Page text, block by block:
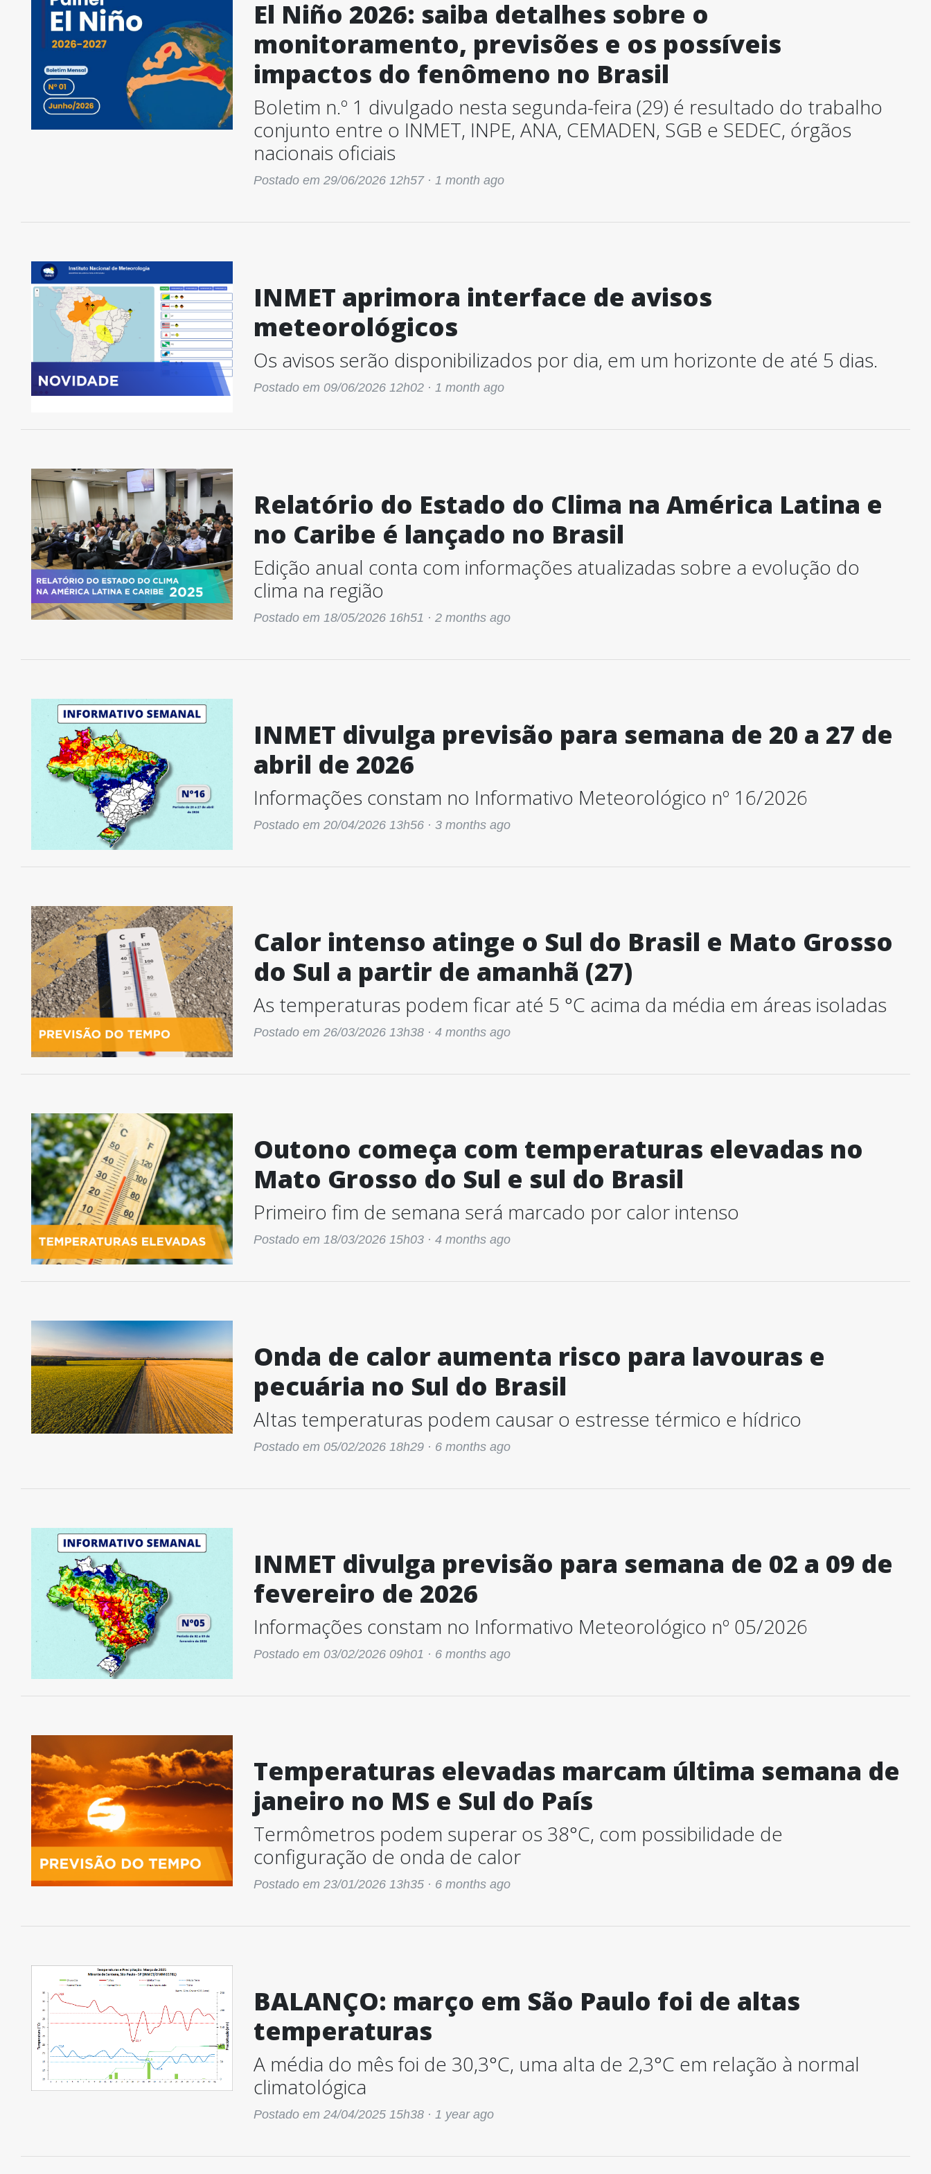
El Niño 2026: saiba detalhes sobre o
monitoramento, previsões e os possíveis
impactos do fenômeno no Brasil
Boletim n.º 1 divulgado nesta segunda-feira (29) é resultado do trabalho
conjunto entre o INMET, INPE, ANA, CEMADEN, SGB e SEDEC, órgãos
nacionais oficiais
Postado em 29/06/2026 12h57 · 1 month ago
INMET aprimora interface de avisos
meteorológicos
Os avisos serão disponibilizados por dia, em um horizonte de até 5 dias.
Postado em 09/06/2026 12h02 · 1 month ago
Relatório do Estado do Clima na América Latina e
no Caribe é lançado no Brasil
Edição anual conta com informações atualizadas sobre a evolução do
clima na região
Postado em 18/05/2026 16h51 · 2 months ago
INMET divulga previsão para semana de 20 a 27 de
abril de 2026
Informações constam no Informativo Meteorológico nº 16/2026
Postado em 20/04/2026 13h56 · 3 months ago
Calor intenso atinge o Sul do Brasil e Mato Grosso
do Sul a partir de amanhã (27)
As temperaturas podem ficar até 5 °C acima da média em áreas isoladas
Postado em 26/03/2026 13h38 · 4 months ago
Outono começa com temperaturas elevadas no
Mato Grosso do Sul e sul do Brasil
Primeiro fim de semana será marcado por calor intenso
Postado em 18/03/2026 15h03 · 4 months ago
Onda de calor aumenta risco para lavouras e
pecuária no Sul do Brasil
Altas temperaturas podem causar o estresse térmico e hídrico
Postado em 05/02/2026 18h29 · 6 months ago
INMET divulga previsão para semana de 02 a 09 de
fevereiro de 2026
Informações constam no Informativo Meteorológico nº 05/2026
Postado em 03/02/2026 09h01 · 6 months ago
Temperaturas elevadas marcam última semana de
janeiro no MS e Sul do País
Termômetros podem superar os 38°C, com possibilidade de
configuração de onda de calor
Postado em 23/01/2026 13h35 · 6 months ago
BALANÇO: março em São Paulo foi de altas
temperaturas
A média do mês foi de 30,3°C, uma alta de 2,3°C em relação à normal
climatológica
Postado em 24/04/2025 15h38 · 1 year ago